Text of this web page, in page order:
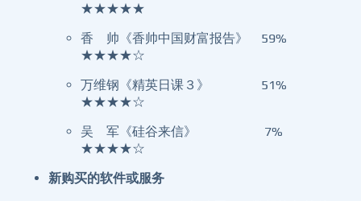
★★★★★
香 帅《香帅中国财富报告》 59%
★★★★☆
万维钢《精英日课３》 51%
★★★★☆
吴 军《硅谷来信》 7%
★★★★☆
新购买的软件或服务